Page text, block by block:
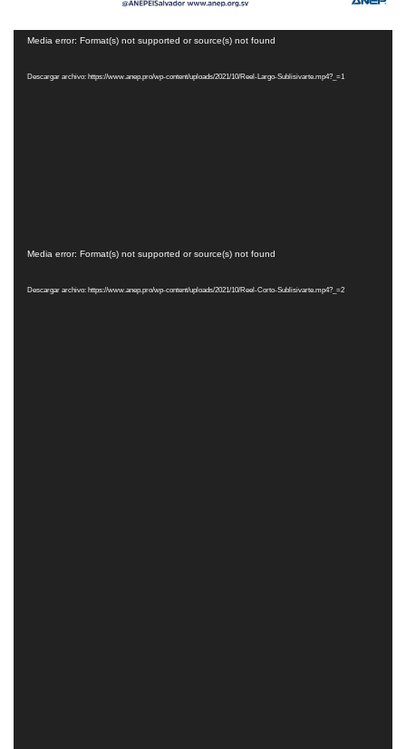
Reproductor
vídeo
Media error: Format(s) not supported or source(s) not found
Descargar archivo: https://www.anep.pro/wp-content/uploads/2021/10/Reel-Largo-Sublisivarte.mp4?_=1
Reproductor
vídeo
Media error: Format(s) not supported or source(s) not found
Descargar archivo: https://www.anep.pro/wp-content/uploads/2021/10/Reel-Corto-Sublisivarte.mp4?_=2